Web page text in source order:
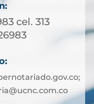
cel. 313